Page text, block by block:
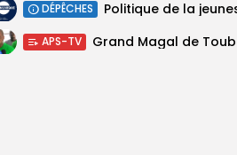
DÉPÊCHES
APS-TV